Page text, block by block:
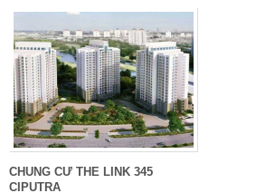
CHUNG CƯ THE LINK 345
CIPUTRA